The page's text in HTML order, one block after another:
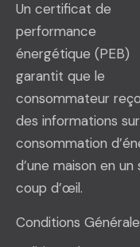
Un certificat de
performance
énergétique (PEB)
garantit que le
consommateur
des informations
consommation
d’une maison en un
coup d’œil.
Conditions